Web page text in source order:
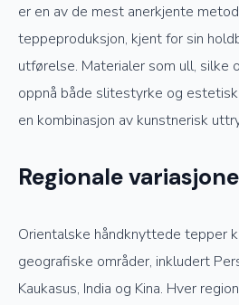
er en av de mest anerkjente
teppeproduksjon, kjent for sin
utførelse. Materialer som ull, silke
oppnå både slitestyrke og
en kombinasjon av kunstnerisk
Regionale
Orientalske håndknyttede tepper
geografiske områder, inkludert
Kaukasus, India og Kina. Hver